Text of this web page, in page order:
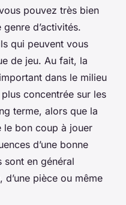
pouvez très bien
d’activités.
qui peuvent vous
de jeu. Au fait, la
dans le milieu
concentrée sur les
terme, alors que la
le bon coup à jouer
d’une bonne
sont en général
pièce ou même